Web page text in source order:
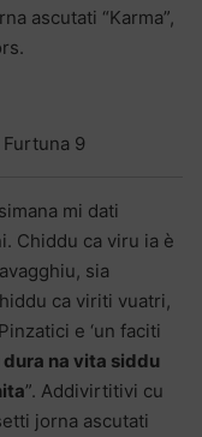
ascutati “Karma”,
9
mi dati
Chiddu ca viru ia è
sia
ca viriti vuatri,
e ‘un faciti
na vita siddu
”. Addivirtitivi cu
jorna ascutati